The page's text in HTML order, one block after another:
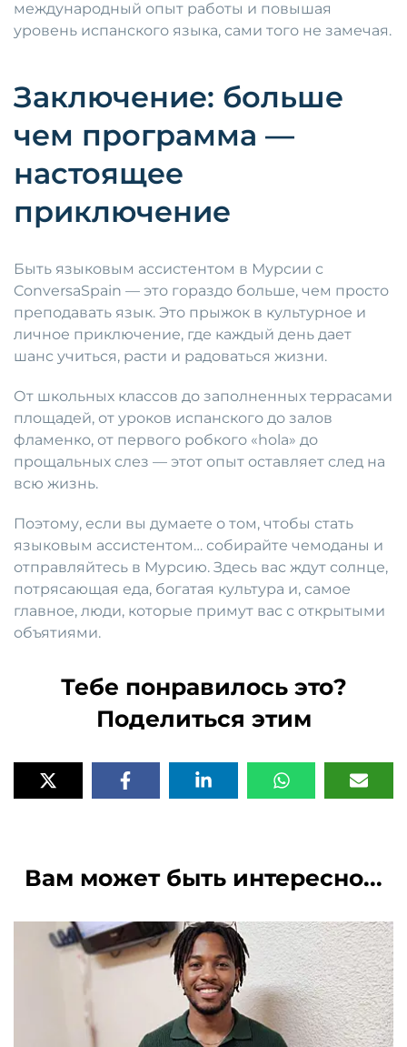
международный опыт работы и повышая
уровень испанского языка, сами того не замечая.
Заключение: больше
чем программа —
настоящее
приключение
Быть языковым ассистентом в Мурсии с
ConversaSpain — это гораздо больше, чем просто
преподавать язык. Это прыжок в культурное и
личное приключение, где каждый день дает
шанс учиться, расти и радоваться жизни.
От школьных классов до заполненных террасами
площадей, от уроков испанского до залов
фламенко, от первого робкого «hola» до
прощальных слез — этот опыт оставляет след на
всю жизнь.
Поэтому, если вы думаете о том, чтобы стать
языковым ассистентом… собирайте чемоданы и
отправляйтесь в Мурсию. Здесь вас ждут солнце,
потрясающая еда, богатая культура и, самое
главное, люди, которые примут вас с открытыми
объятиями.
Тебе понравилось это?
Поделиться этим
Вам может быть интересно...